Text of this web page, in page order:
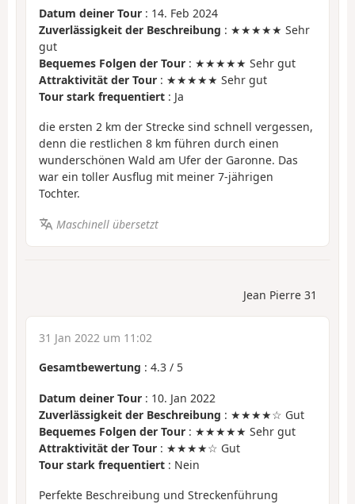
Datum deiner Tour : 14. Feb 2024
Zuverlässigkeit der Beschreibung : ★★★★★ Sehr
gut
Bequemes Folgen der Tour : ★★★★★ Sehr gut
Attraktivität der Tour : ★★★★★ Sehr gut
Tour stark frequentiert : Ja
die ersten 2 km der Strecke sind schnell vergessen,
denn die restlichen 8 km führen durch einen
wunderschönen Wald am Ufer der Garonne. Das
war ein toller Ausflug mit meiner 7-jährigen
Tochter.
Maschinell übersetzt
Jean Pierre 31
31 Jan 2022 um 11:02
Gesamtbewertung : 4.3 / 5
Datum deiner Tour : 10. Jan 2022
Zuverlässigkeit der Beschreibung : ★★★★☆ Gut
Bequemes Folgen der Tour : ★★★★★ Sehr gut
Attraktivität der Tour : ★★★★☆ Gut
Tour stark frequentiert : Nein
Perfekte Beschreibung und Streckenführung